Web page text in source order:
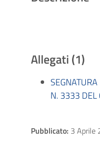
Allegati (1)
N. 3333
Pubblicato: 3 Aprile